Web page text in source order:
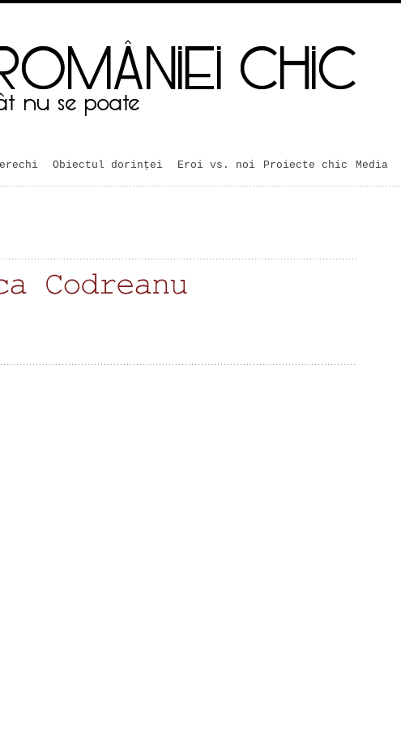
Obiectul dorinței Eroi vs. noi Proiecte chic Media